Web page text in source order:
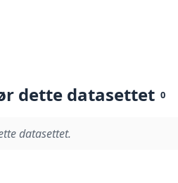
dette datasettet 0
datasettet.